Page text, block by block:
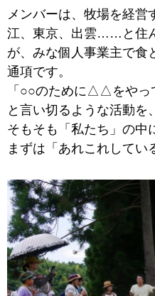
メンバーは、牧場を経営
江、東京、出雲……と住
が、みな個人事業主で食
通項です。
「○○のために△△をやっ
と言い切るような活動を
そもそも「私たち」の中
まずは「あれこれしてい